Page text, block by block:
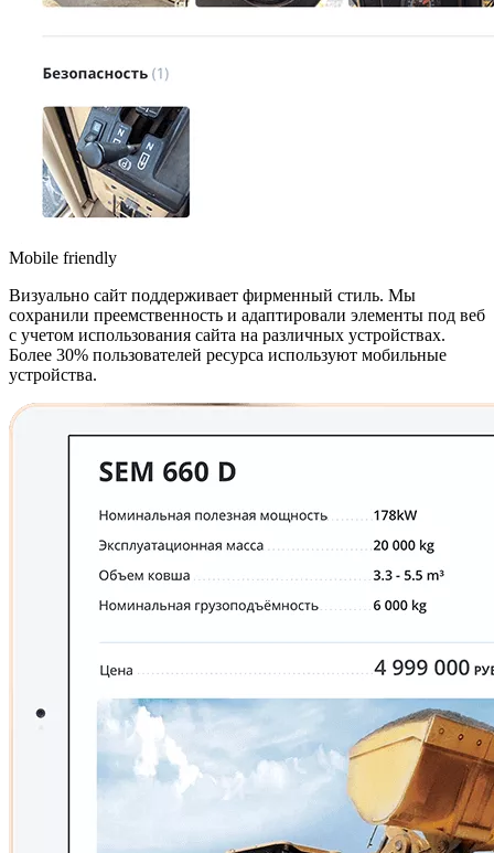
Mobile friendly
Визуально сайт поддерживает фирменный стиль. Мы
сохранили преемственность и адаптировали элементы под веб
с учетом использования сайта на различных устройствах.
Более 30% пользователей ресурса используют мобильные
устройства.